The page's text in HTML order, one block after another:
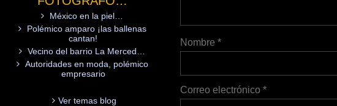
México en la piel…
Polémico amparo ¡las ballenas
cantan!
Vecino del barrio La Merced…
Autoridades en moda, polémico
empresario
Ver temas blog
Nombre*
Correo electrónico*